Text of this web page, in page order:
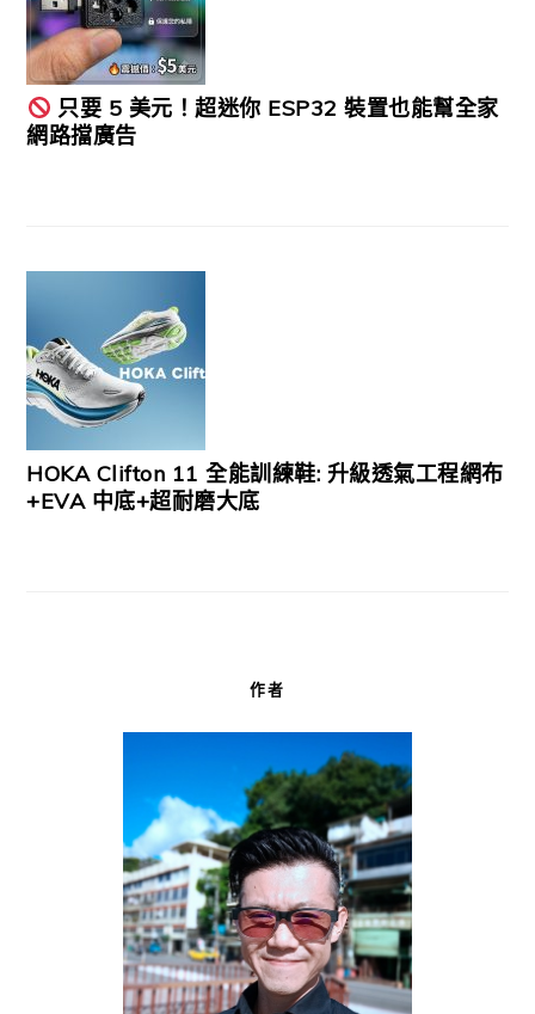
只要 5 美元！超迷你 ESP32 裝置也能幫全家
網路擋廣告
HOKA Clifton 11 全能訓練鞋: 升級透氣工程網布
+EVA 中底+超耐磨大底
作者